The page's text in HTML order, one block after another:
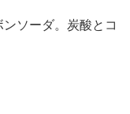
ソーダ。炭酸とコ